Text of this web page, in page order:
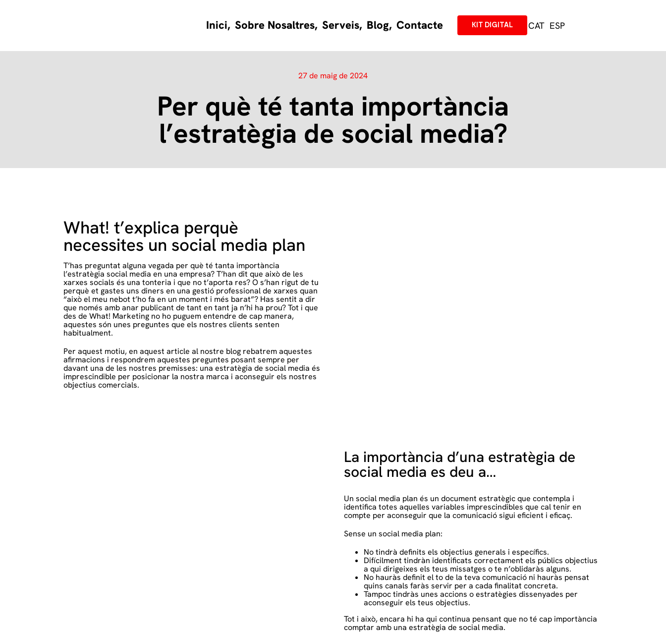
Inici, Sobre Nosaltres, Serveis, Blog, Contacte KIT DIGITAL CAT ESP
27 de maig de 2024
Per què té tanta importància
l’estratègia de social media?
What! t’explica perquè
necessites un social media plan
T’has preguntat alguna vegada per què té tanta importància
l’estratègia social media en una empresa? T’han dit que això de les
xarxes socials és una tonteria i que no t’aporta res? O s’han rigut de tu
perquè et gastes uns diners en una gestió professional de xarxes quan
“això el meu nebot t’ho fa en un moment i més barat”? Has sentit a dir
que només amb anar publicant de tant en tant ja n’hi ha prou? Tot i que
des de What! Marketing no ho puguem entendre de cap manera,
aquestes són unes preguntes que els nostres clients senten
habitualment.
Per aquest motiu, en aquest article al nostre blog rebatrem aquestes
afirmacions i respondrem aquestes preguntes posant sempre per
davant una de les nostres premisses: una estratègia de social media és
imprescindible per posicionar la nostra marca i aconseguir els nostres
objectius comercials.
La importància d’una estratègia de
social media es deu a…
Un social media plan és un document estratègic que contempla i
identifica totes aquelles variables imprescindibles que cal tenir en
compte per aconseguir que la comunicació sigui eficient i eficaç.
Sense un social media plan:
No tindrà definits els objectius generals i específics.
Difícilment tindràn identificats correctament els públics objectius
a qui dirigeixes els teus missatges o te n’oblidaràs alguns.
No hauràs definit el to de la teva comunicació ni hauràs pensat
quins canals faràs servir per a cada finalitat concreta.
Tampoc tindràs unes accions o estratègies dissenyades per
aconseguir els teus objectius.
Tot i això, encara hi ha qui continua pensant que no té cap importància
comptar amb una estratègia de social media.